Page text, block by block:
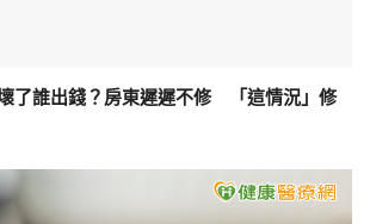
了誰出錢？房東遲遲不修 「這情況」修